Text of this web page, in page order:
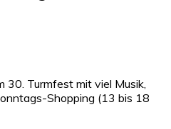
30. Turmfest mit viel Musik,
Shopping (13 bis 18